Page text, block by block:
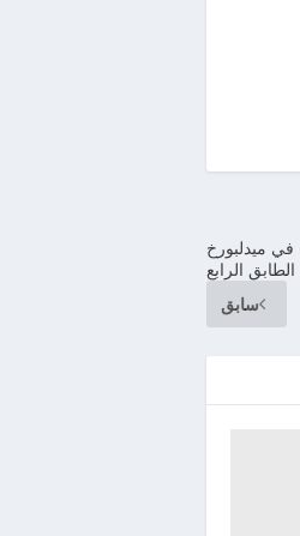
في ميدلبورخ
الرابع
سابق